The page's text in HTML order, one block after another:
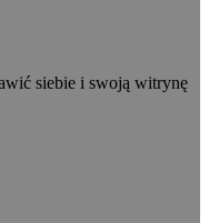
siebie i swoją witrynę